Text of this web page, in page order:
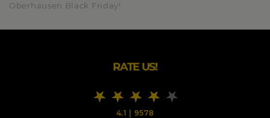
Oberhausen Black Friday!
RATE US!
4.1 | 9578